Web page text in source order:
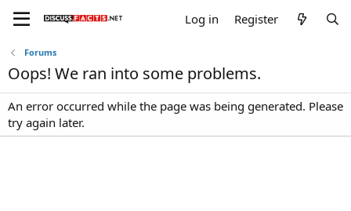
Log in Register
Forums
Oops! We ran into some problems.
An error occurred while the page was being generated. Please
try again later.